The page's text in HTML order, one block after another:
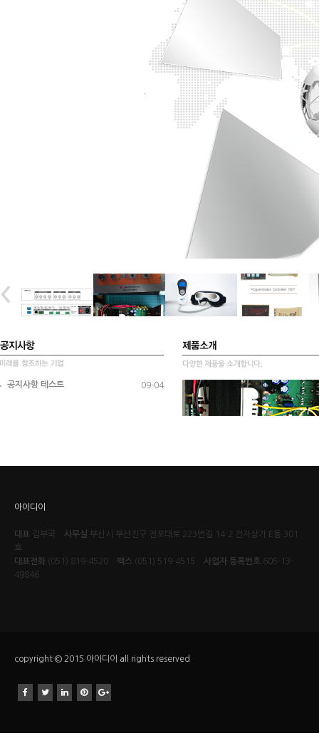
공지사항 테스트 09-04
아이디이
대표 김부국 사무실 부산시 부산진구 전포대로 223번길 14-2 전자상가 E동 301
호
대표전화 (051) 819-4520 팩스 (051) 519-4515 사업자 등록번호 605-13-
49846
copyright © 2015 아이디이 all rights reserved